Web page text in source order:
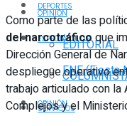
OPINIÓN
EDITORIAL
SERVICIOS
DEPORTES
ESPECTÁCULOS
FNE (Fiesta
OPINIÓN
Como parte de las
del narcotráficoque
Dirección General de
despliegue operativo
trabajo articulado con
Complejos y el